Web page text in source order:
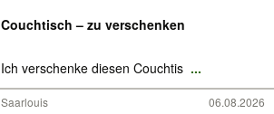
Couchtisch – zu verschenken
Ich verschenke diesen Couchtis ...
Saarlouis 06.08.2026